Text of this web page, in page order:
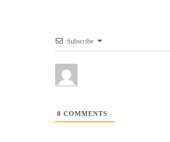
Subscribe
0 COMMENTS